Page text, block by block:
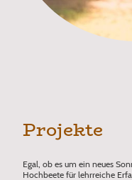
Projekte
Egal, ob es um ein neues
Hochbeete für lehrreiche